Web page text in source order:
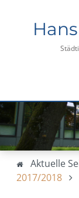
Aktuelle
2017/2018